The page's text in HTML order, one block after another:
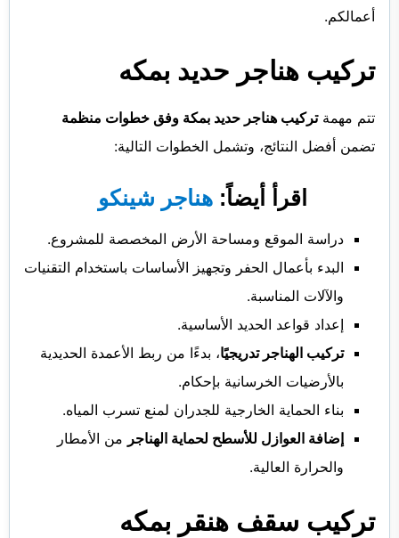
أعمالكم.
تركيب هناجر حديد بمكه
تتم مهمةتركيب هناجر حديد بمكة وفق خطوات منظمة
تضمن أفضل النتائج، وتشمل الخطوات التالية:
اقرأ أيضاً: هناجر شينكو
دراسة الموقع ومساحة الأرض المخصصة للمشروع.
البدء بأعمال الحفر وتجهيز الأساسات باستخدام التقنيات
والآلات المناسبة.
إعداد قواعد الحديد الأساسية.
تركيب الهناجر تدريجيًا، بدءًا من ربط الأعمدة الحديدية
بالأرضيات الخرسانية بإحكام.
بناء الحماية الخارجية للجدران لمنع تسرب المياه.
إضافة العوازل للأسطح لحماية الهناجر من الأمطار
والحرارة العالية.
تركيب سقف هنقر بمكه